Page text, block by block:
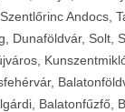
Andocs,
Dunaföldvár, Solt,
Balatonfűzfő,